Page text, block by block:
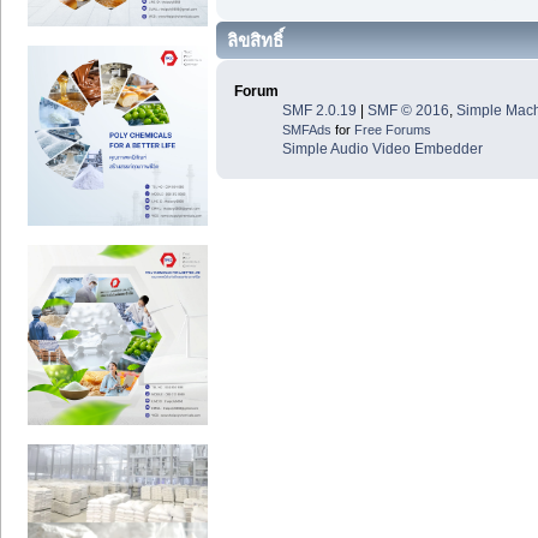
ลิขสิทธิ์
Forum
SMF 2.0.19 | SMF © 2016 Simple
SMFAds for Free Forums
Simple Audio Video Embedder